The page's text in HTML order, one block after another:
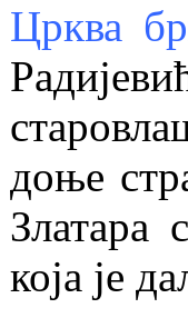
Црква
доње
Златара
која је